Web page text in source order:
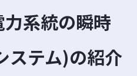
系統の瞬時
ステム)の紹介